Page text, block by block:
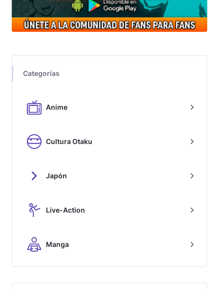
Categorías
Anime
Cultura Otaku
Japón
Live-Action
Manga